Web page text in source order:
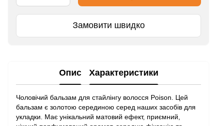
Замовити швидко
Опис Характеристики
Чоловічий бальзам для стайлінгу волосся Poison. Цей
бальзам є золотою серединою серед наших засобів для
укладки. Має унікальний матовий ефект, приємний,